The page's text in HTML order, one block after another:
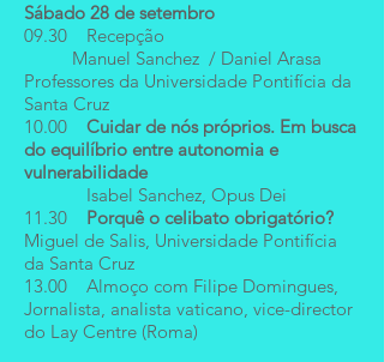
Sábado 28 de setembro
09.30 Recepção
Manuel Sanchez / Daniel Arasa
Professores da Universidade Pontifícia da
Santa Cruz
10.00 Cuidar de nós próprios. Em busca
do equilíbrio entre autonomia e
vulnerabilidade
Isabel Sanchez, Opus Dei
11.30 Porquê o celibato obrigatório?
Miguel de Salis, Universidade Pontifícia
da Santa Cruz
13.00 Almoço com Filipe Domingues,
Jornalista, analista vaticano, vice-director
do Lay Centre (Roma)